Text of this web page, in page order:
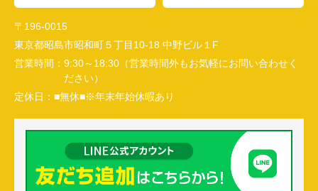
〒196-0015
東京都昭島市昭和町５丁目10-18 中野ビル１F
営業時間： 9:30～18:30（営業時間外もお気軽にお問い合わせく
ださい）
定休日： ■無休■※年末年始休暇あり